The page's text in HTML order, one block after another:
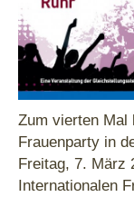
Zum vierten Mal
Frauenparty in
Freitag, 7. März
Internationalen